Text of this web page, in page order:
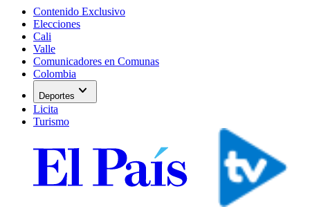
Contenido Exclusivo
Elecciones
Cali
Valle
Comunicadores en Comunas
Colombia
Deportes expand_more
Licita
Turismo